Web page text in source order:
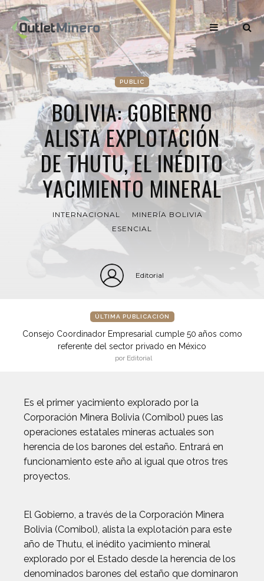
PUBLIC
BOLIVIA: GOBIERNO
ALISTA EXPLOTACIÓN
DE THUTU, EL INÉDITO
YACIMIENTO MINERAL
INTERNACIONAL
MINERÍA BOLIVIA
ESENCIAL
Editorial
ÚLTIMA PUBLICACIÓN
Consejo Coordinador Empresarial cumple 50 años como
referente del sector privado en México
por Editorial
Es el primer yacimiento explorado por la
Corporación Minera Bolivia (Comibol) pues las
operaciones estatales mineras actuales son
herencia de los barones del estaño. Entrará en
funcionamiento este año al igual que otros tres
proyectos.
El Gobierno, a través de la Corporación Minera
Bolivia (Comibol), alista la explotación para este
año de Thutu, el inédito yacimiento mineral
explorado por el Estado desde la herencia de los
denominados barones del estaño que dominaron